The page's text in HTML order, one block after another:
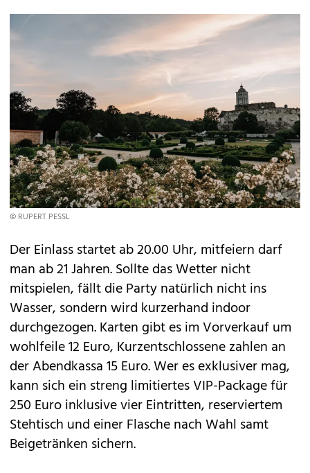
© RUPERT PESSL
Der Einlass startet ab 20.00 Uhr, mitfeiern darf
man ab 21 Jahren. Sollte das Wetter nicht
mitspielen, fällt die Party natürlich nicht ins
Wasser, sondern wird kurzerhand indoor
durchgezogen. Karten gibt es im Vorverkauf um
wohlfeile 12 Euro, Kurzentschlossene zahlen an
der Abendkassa 15 Euro. Wer es exklusiver mag,
kann sich ein streng limitiertes VIP-Package für
250 Euro inklusive vier Eintritten, reserviertem
Stehtisch und einer Flasche nach Wahl samt
Beigetränken sichern.